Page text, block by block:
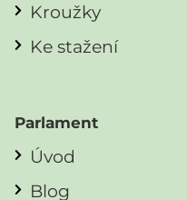
Kroužky
Ke stažení
Parlament
Úvod
Blog